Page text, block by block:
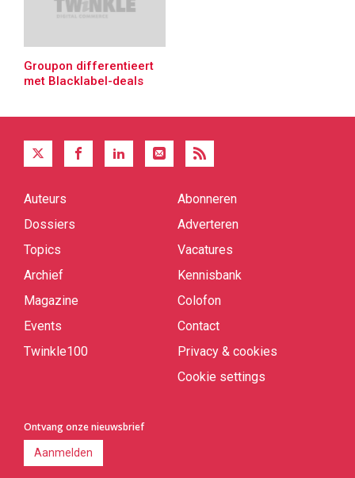
Groupon differentieert
met Blacklabel-deals
Quick
Auteurs
Dossiers
Topics
Archief
Magazine
Events
Twinkle100
Abonneren
Adverteren
Vacatures
Kennisbank
Colofon
Contact
Privacy & cookies
Cookie settings
Ontvang onze nieuwsbrief
Aanmelden